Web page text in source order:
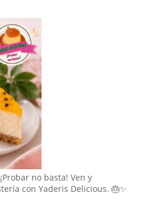
no basta! Ven y
con Yaderis Delicious. 🎂✨